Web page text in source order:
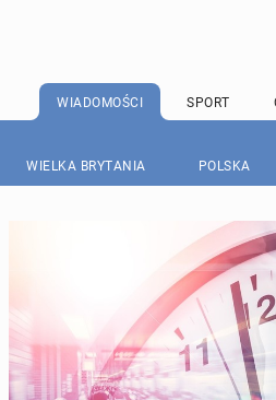
WIADOMOŚCI SPORT
WIELKA BRYTANIA POLSKA